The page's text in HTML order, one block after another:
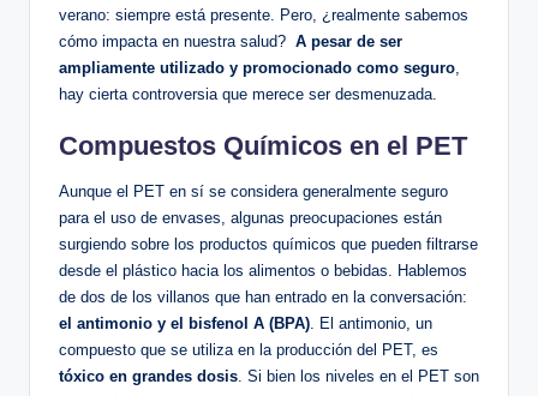
‌verano: siempre está presente. Pero, ¿realmente sabemos
cómo⁣ impacta en nuestra salud? ⁢ A‍ pesar ​de ser
ampliamente utilizado y promocionado como seguro,
hay ⁣cierta ‌controversia que‍ merece ser desmenuzada.‍
Compuestos Químicos en el PET
Aunque el PET ⁢en sí se considera generalmente seguro
para ​el ⁤uso de envases, algunas preocupaciones están​
surgiendo sobre los ‍productos ‌químicos que pueden filtrarse
desde ‌el plástico hacia los alimentos o bebidas. Hablemos
de dos de los villanos que han‌ entrado en la conversación:
el ⁢antimonio y el bisfenol ‍A (BPA). ‌El antimonio, un
compuesto que ‌se utiliza en la producción del PET, es
tóxico en grandes dosis. Si bien ⁤los niveles en el ​PET son‍